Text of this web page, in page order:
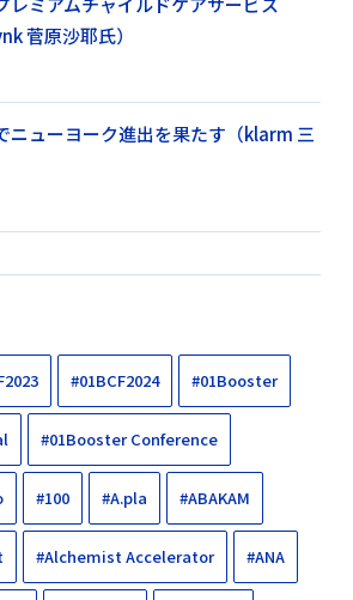
菅原沙耶氏）
ニューヨーク進出を果たす（klarm 三
#01BCF2024 #01Booster
#01Booster Conference
#100 #A.pla #ABAKAM
#Alchemist Accelerator #ANA